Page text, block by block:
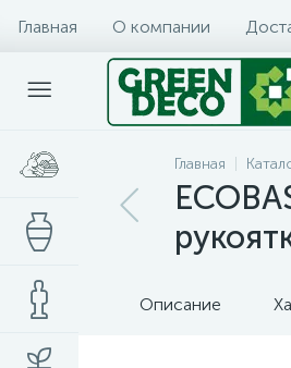
Главная О компании
Главная
Описание